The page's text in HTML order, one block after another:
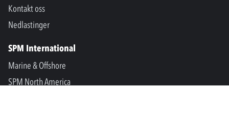
Kontakt oss
Nedlastinger
SPM International
Marine & Offshore
SPM North America